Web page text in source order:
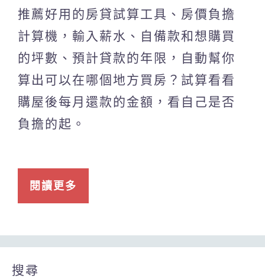
推薦好用的房貸試算工具、房價負擔
計算機，輸入薪水、自備款和想購買
的坪數、預計貸款的年限，自動幫你
算出可以在哪個地方買房？試算看看
購屋後每月還款的金額，看自己是否
負擔的起。
閱讀更多
搜尋